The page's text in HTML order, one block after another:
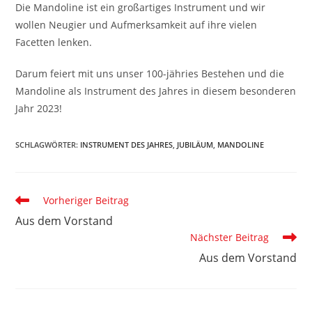
Die Mandoline ist ein großartiges Instrument und wir
wollen Neugier und Aufmerksamkeit auf ihre vielen
Facetten lenken.
Darum feiert mit uns unser 100-jähries Bestehen und die
Mandoline als Instrument des Jahres in diesem besonderen
Jahr 2023!
SCHLAGWÖRTER: INSTRUMENT DES JAHRES, JUBILÄUM, MANDOLINE
Weitere
Artikel
ansehen
Vorheriger Beitrag
Aus dem Vorstand
Nächster Beitrag
Aus dem Vorstand